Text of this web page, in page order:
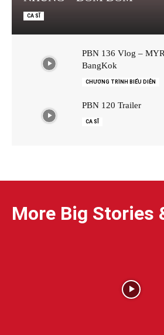
CA SĨ
PBN 136 Vlog –
BangKok
CHƯƠNG TRÌNH BIỂU DIỄN
PBN 120 Trailer
CA SĨ
More Big Stories